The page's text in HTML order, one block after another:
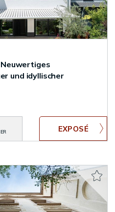
Neuwertiges
und idyllischer